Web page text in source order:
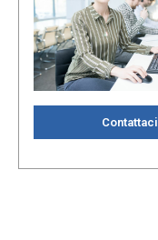
Contattaci